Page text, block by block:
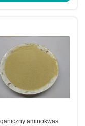
aminokwas